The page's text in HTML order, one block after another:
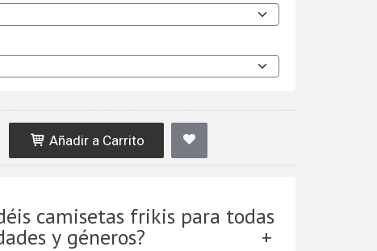
Añadir a Carrito
camisetas frikis para todas
y géneros?